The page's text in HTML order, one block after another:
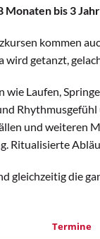
Monaten bis 3
kommen
wird getanzt,
wie Laufen,
und weiteren
Ritualisierte
gleichzeitig die